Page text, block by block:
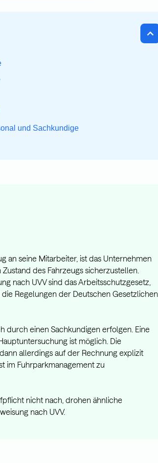
und Sachkundige
an seine Mitarbeiter, ist das Unternehmen
des Fahrzeugs sicherzustellen.
nach UVV sind das Arbeitsschutzgesetz,
Regelungen der Deutschen Gesetzlichen
durch einen Sachkundigen erfolgen. Eine
ist möglich. Die
allerdings auf der Rechnung explizit
im Fuhrparkmanagement zu
nicht nach, drohen ähnliche
nach UVV.